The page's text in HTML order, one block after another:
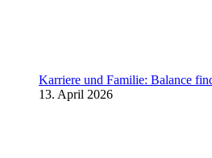
Karriere und Familie: Balance
13. April 2026